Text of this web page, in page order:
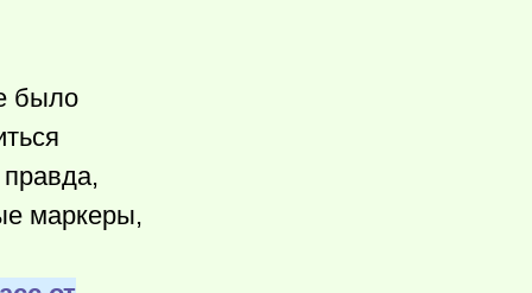
было
маркеры,